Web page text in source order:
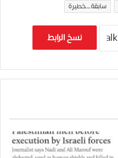
سابقة_خطيرة
نسخ الرابط